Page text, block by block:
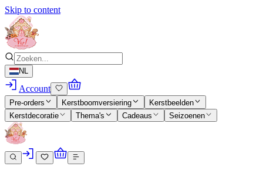
Skip to content
NL
Account
Pre-orders Kerstboomversiering
Kerstbeelden
Kerstdecoratie
Thema's Cadeaus Seizoenen